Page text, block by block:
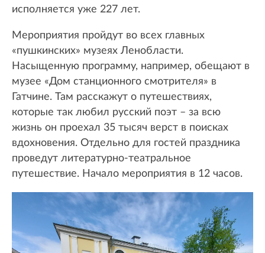
исполняется уже 227 лет.
Мероприятия пройдут во всех главных
«пушкинских» музеях Ленобласти.
Насыщенную программу, например, обещают в
музее «Дом станционного смотрителя» в
Гатчине. Там расскажут о путешествиях,
которые так любил русский поэт – за всю
жизнь он проехал 35 тысяч верст в поисках
вдохновения. Отдельно для гостей праздника
проведут литературно-театральное
путешествие. Начало мероприятия в 12 часов.